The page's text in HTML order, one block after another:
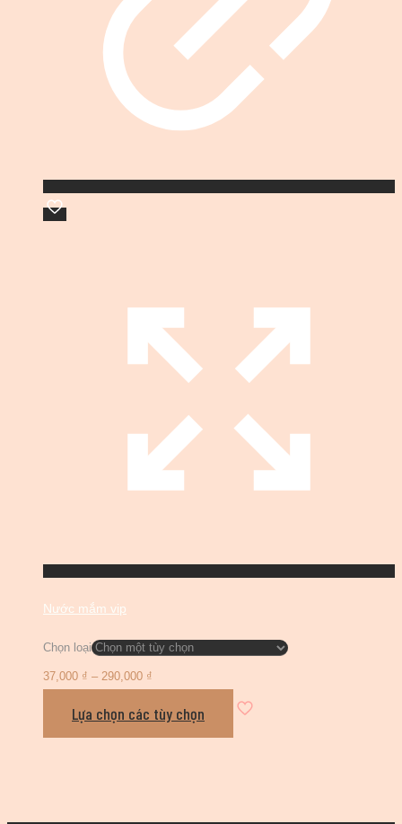
Nước mắm vip
Chọn loại
37,000 ₫ – 290,000 ₫
Lựa chọn các tùy chọn